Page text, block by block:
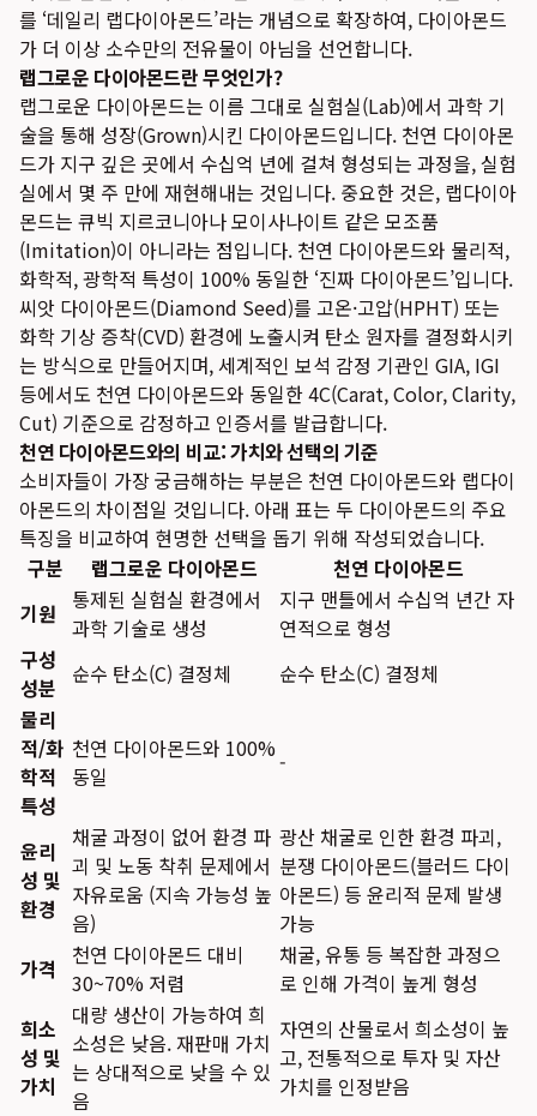
를 ‘데일리 랩다이아몬드’라는 개념으로 확장하여, 다이아몬드
가 더 이상 소수만의 전유물이 아님을 선언합니다.
랩그로운 다이아몬드란 무엇인가?
랩그로운 다이아몬드는 이름 그대로 실험실(Lab)에서 과학 기
술을 통해 성장(Grown)시킨 다이아몬드입니다. 천연 다이아몬
드가 지구 깊은 곳에서 수십억 년에 걸쳐 형성되는 과정을, 실험
실에서 몇 주 만에 재현해내는 것입니다. 중요한 것은, 랩다이아
몬드는 큐빅 지르코니아나 모이사나이트 같은 모조품
(Imitation)이 아니라는 점입니다. 천연 다이아몬드와 물리적,
화학적, 광학적 특성이 100% 동일한 ‘진짜 다이아몬드’입니다.
씨앗 다이아몬드(Diamond Seed)를 고온·고압(HPHT) 또는
화학 기상 증착(CVD) 환경에 노출시켜 탄소 원자를 결정화시키
는 방식으로 만들어지며, 세계적인 보석 감정 기관인 GIA, IGI
등에서도 천연 다이아몬드와 동일한 4C(Carat, Color, Clarity,
Cut) 기준으로 감정하고 인증서를 발급합니다.
천연 다이아몬드와의 비교: 가치와 선택의 기준
소비자들이 가장 궁금해하는 부분은 천연 다이아몬드와 랩다이
아몬드의 차이점일 것입니다. 아래 표는 두 다이아몬드의 주요
특징을 비교하여 현명한 선택을 돕기 위해 작성되었습니다.
구분
랩그로운 다이아몬드
천연 다이아몬드
기원
통제된 실험실 환경에서
과학 기술로 생성
지구 맨틀에서 수십억 년간 자
연적으로 형성
구성
성분
순수 탄소(C) 결정체
순수 탄소(C) 결정체
물리
적/화
학적
특성
천연 다이아몬드와 100%
동일
-
윤리
성 및
환경
채굴 과정이 없어 환경 파
괴 및 노동 착취 문제에서
자유로움 (지속 가능성 높
음)
광산 채굴로 인한 환경 파괴,
분쟁 다이아몬드(블러드 다이
아몬드) 등 윤리적 문제 발생
가능
가격
천연 다이아몬드 대비
30~70% 저렴
채굴, 유통 등 복잡한 과정으
로 인해 가격이 높게 형성
희소
성 및
가치
대량 생산이 가능하여 희
소성은 낮음. 재판매 가치
는 상대적으로 낮을 수 있
음
자연의 산물로서 희소성이 높
고, 전통적으로 투자 및 자산
가치를 인정받음